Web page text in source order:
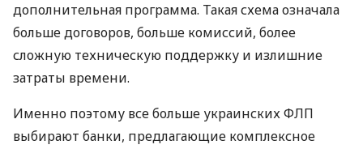
дополнительная программа. Такая схема означала
больше договоров, больше комиссий, более
сложную техническую поддержку и излишние
затраты времени.
Именно поэтому все больше украинских ФЛП
выбирают банки, предлагающие комплексное